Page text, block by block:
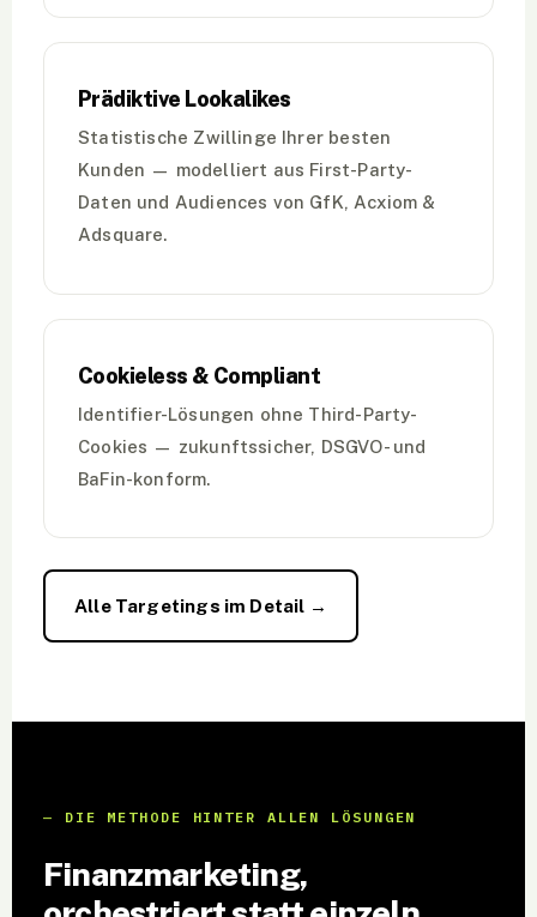
Prädiktive Lookalikes
Statistische Zwillinge Ihrer besten
Kunden — modelliert aus First-Party-
Daten und Audiences von GfK, Acxiom &
Adsquare.
Cookieless & Compliant
Identifier-Lösungen ohne Third-Party-
Cookies — zukunftssicher, DSGVO- und
BaFin-konform.
Alle Targetings im Detail →
DIE METHODE HINTER ALLEN LÖSUNGEN
Finanzmarketing,